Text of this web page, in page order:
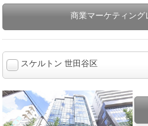
商業マーケティング
スケルトン 世田谷区